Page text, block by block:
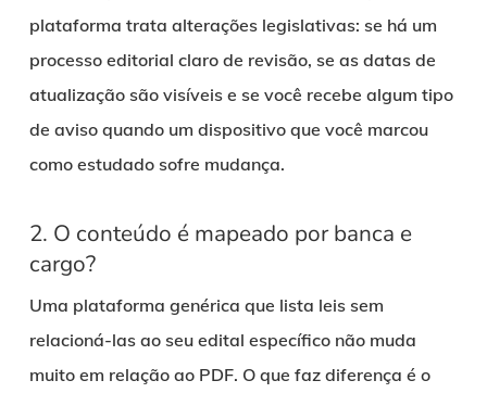
plataforma trata alterações legislativas: se há um
processo editorial claro de revisão, se as datas de
atualização são visíveis e se você recebe algum tipo
de aviso quando um dispositivo que você marcou
como estudado sofre mudança.
2. O conteúdo é mapeado por banca e
cargo?
Uma plataforma genérica que lista leis sem
relacioná-las ao seu edital específico não muda
muito em relação ao PDF. O que faz diferença é o